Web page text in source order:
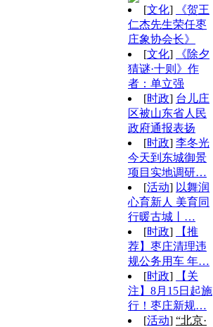
[文化]
《贺王
仁杰先生荣任枣
庄象协会长》
[文化]
《除夕
猜谜·十则》作
者：单立强
[时政] 台儿庄
区被山东省人民
政府通报表扬
[时政] 李冬光
今天到东城御景
项目实地调研…
[活动] 以舞润
心育新人 美育同
行暖古城丨…
[时政]
【推
荐】枣庄清理违
规公务用车 年…
[时政]
【关
注】8月15日起施
行！枣庄新规…
[活动] “北京·